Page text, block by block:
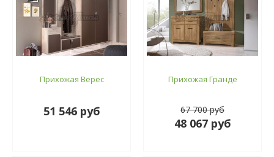
Прихожая Верес
51 546 руб
Прихожая Гранде
67 700 руб
48 067 руб